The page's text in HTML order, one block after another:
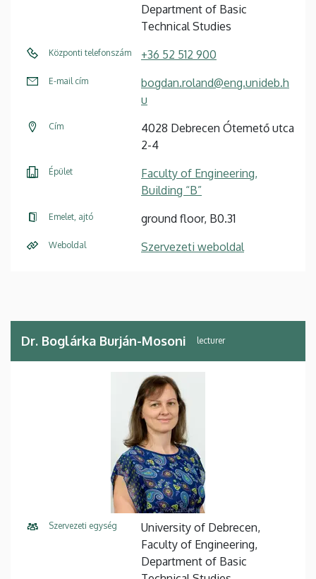
Department of Basic
Technical Studies
Központi telefonszám +36 52 512 900
E-mail cím
bogdan.roland@eng.unideb.h
u
Cím
4028 Debrecen Ótemető utca
2-4
Épület
Faculty of Engineering,
Building “B”
Emelet, ajtó ground floor, B0.31
Weboldal Szervezeti weboldal
Dr. Boglárka Burján-Mosoni lecturer
Szervezeti egység
University of Debrecen,
Faculty of Engineering,
Department of Basic